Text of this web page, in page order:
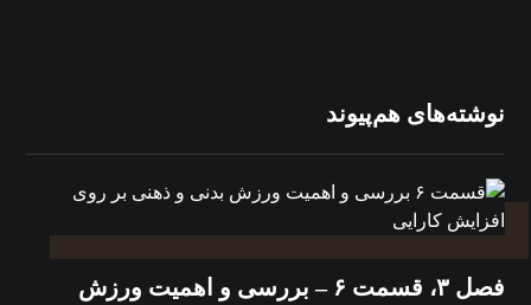
نوشته‌های هم‌پیوند
فصل ۳، قسمت ۶ – بررسی و اهمیت ورزش